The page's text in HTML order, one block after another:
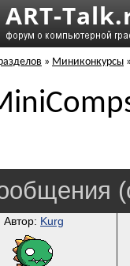
» Миниконкурсы
Автор: Kurg